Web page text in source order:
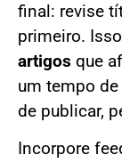
final: revise
primeiro.
artigos que
um tempo de
de publicar,
Incorpore